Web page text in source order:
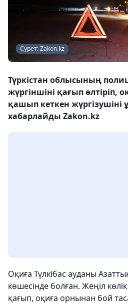
Сурет: Zakon.kz
Түркістан облысының
жүргіншіні қағып өлтіріп,
қашып кеткен жүргізушіні
хабарлайды Zakon.kz
Оқиға Түлкібас ауданы
көшесінде болған. Жеңіл
қағып, оқиға орнынан бой